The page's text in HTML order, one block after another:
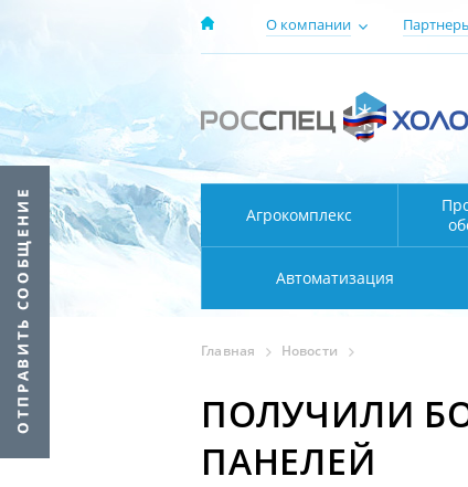
О компании
Агрокомплекс
Автоматизация
Главная Новости
ПОЛУЧИЛИ
ПАНЕЛЕЙ